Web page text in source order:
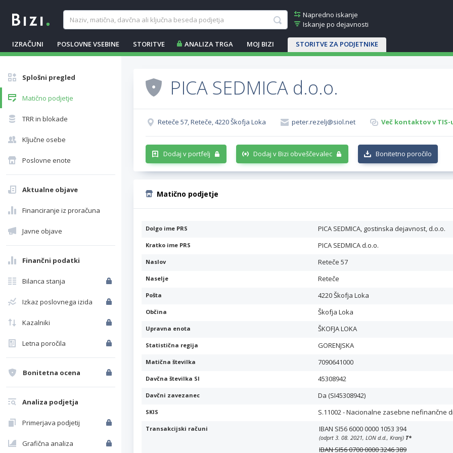
Napredno iskanje
Iskanje po dejavnosti
IZRAČUNI POSLOVNE VSEBINE STORITVE ANALIZA TRGA MOJ BIZI STORITVE ZA PODJETNIKE
Splošni pregled
Matično podjetje
TRR in blokade
Ključne osebe
Poslovne enote
Aktualne objave
Financiranje iz proračuna
Javne objave
Finančni podatki
Bilanca stanja
Izkaz poslovnega izida
Kazalniki
Letna poročila
Bonitetna ocena
Analiza podjetja
Primerjava podjetij
Grafična analiza
PICA SEDMICA d.o.o.
Reteče 57, Reteče, 4220 Škofja Loka peter.rezelj@siol.net Več kontaktov v TIS-
Dodaj v portfelj Dodaj v Bizi obveščevalec Bonitetno poročilo
Matično podjetje
Dolgo ime PRS PICA SEDMICA, gostinska dejavnost, d.o.o.
Kratko ime PRS PICA SEDMICA d.o.o.
Naslov Reteče 57
Naselje Reteče
Pošta 4220 Škofja Loka
Občina Škofja Loka
Upravna enota ŠKOFJA LOKA
Statistična regija GORENJSKA
Matična številka 7090641000
Davčna številka SI 45308942
Davčni zavezanec Da (SI45308942)
SKIS S.11002 - Nacionalne zasebne nefinančne
Transakcijski računi IBAN SI56 6000 0000 1053 394
(odprt 3. 08. 2021, LON d.d., Kranj) T*
IBAN SI56 0700 0000 3246 389